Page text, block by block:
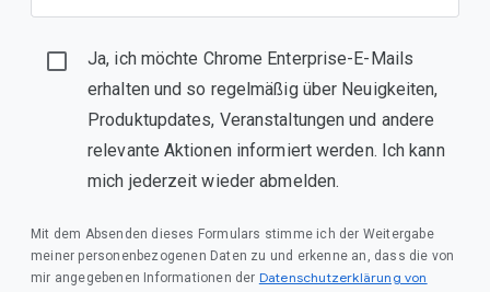
Ja, ich möchte Chrome Enterprise-E-Mails
erhalten und so regelmäßig über Neuigkeiten,
Produktupdates, Veranstaltungen und andere
relevante Aktionen informiert werden. Ich kann
mich jederzeit wieder abmelden.
Mit dem Absenden dieses Formulars stimme ich der Weitergabe
meiner personenbezogenen Daten zu und erkenne an, dass die von
mir angegebenen Informationen der Datenschutzerklärung von